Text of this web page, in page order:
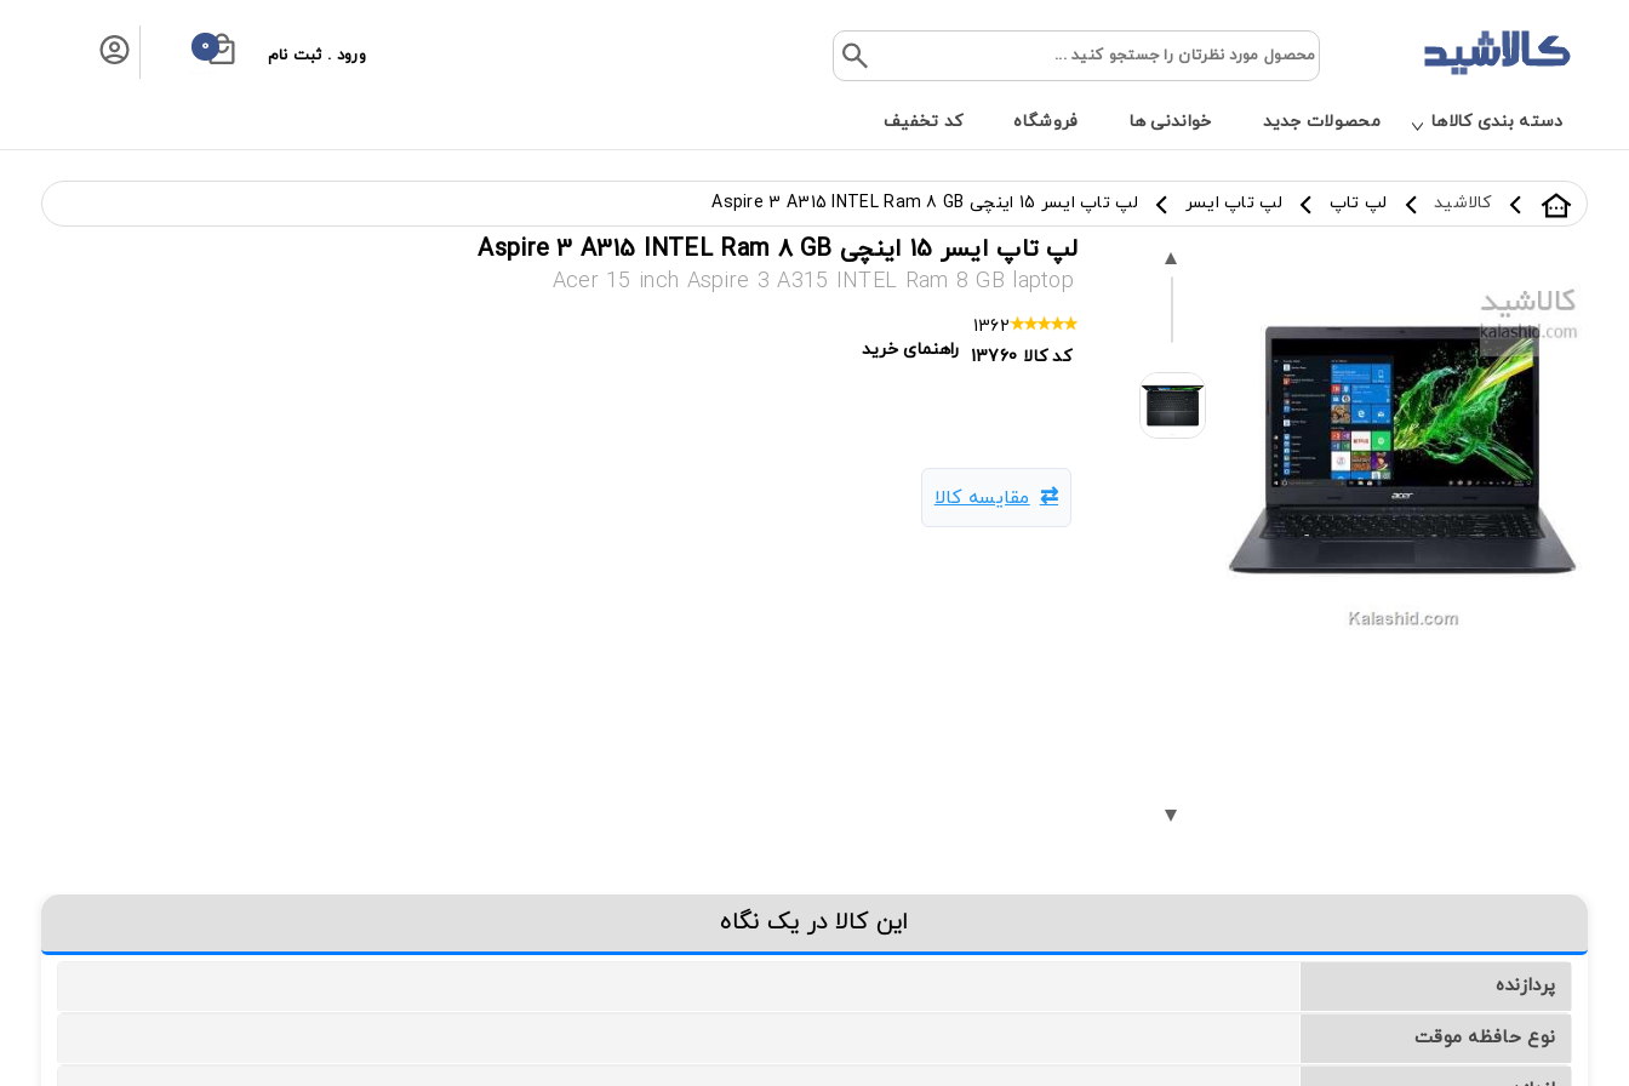
ورود . ثبت نام 0
دسته بندی کالاها محصولات جدید خواندنی ها فروشگاه کد تخفیف
کالاشید لپ تاپ لپ تاپ ایسر لپ تاپ ایسر 15 اینچی Aspire 3 A315 INTEL Ram 8 GB
لپ تاپ ایسر 15 اینچی Aspire 3 A315 INTEL Ram 8 GB
Acer 15 inch Aspire 3 A315 INTEL Ram 8 GB laptop
1362
کد کالا 13760 راهنمای خرید
مقایسه کالا
این کالا در یک نگاه
پردازنده
نوع حافظه موقت